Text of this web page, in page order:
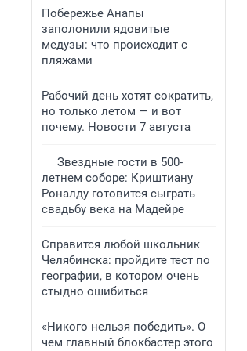
Побережье Анапы
заполонили ядовитые
медузы: что происходит с
пляжами
Рабочий день хотят сократить,
но только летом — и вот
почему. Новости 7 августа
Звездные гости в 500-
летнем соборе: Криштиану
Роналду готовится сыграть
свадьбу века на Мадейре
Справится любой школьник
Челябинска: пройдите тест по
географии, в котором очень
стыдно ошибиться
«Никого нельзя победить». О
чем главный блокбастер этого